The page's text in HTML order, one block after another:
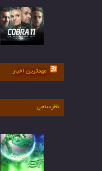
مهمترین اخبار
نظرسنجی